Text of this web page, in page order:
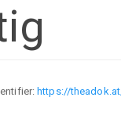
https://